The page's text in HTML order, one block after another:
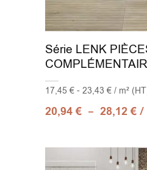
Série LENK
17,45 € - 23,43 € / m²
20,94€ – 28,12€ /